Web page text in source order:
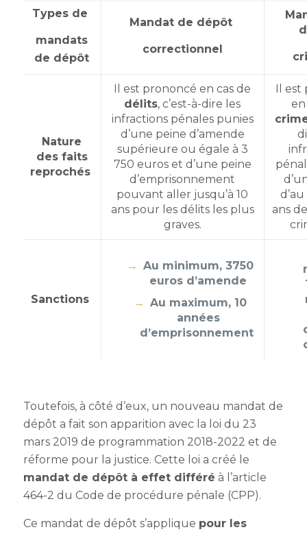
Types de
mandats
de dépôt
Mandat de dépôt
correctionnel
Nature
des faits
reprochés
Il est prononcé en cas de
délits, c’est-à-dire les
infractions pénales punies
d’une peine d’amende
supérieure ou égale à 3
750 euros et d’une peine
d’emprisonnement
pouvant aller jusqu’à 10
ans pour les délits les plus
graves.
Il est
en
ans
Sanctions
Au minimum, 3750
euros d’amende
Au maximum, 10
années
d’emprisonnement
Toutefois, à côté d’eux, un nouveau mandat de
dépôt a fait son apparition avec la loi du 23
mars 2019 de programmation 2018-2022 et de
réforme pour la justice. Cette loi a créé le
mandat de dépôt à effet différé à l’article
464-2 du Code de procédure pénale (CPP).
Ce mandat de dépôt s’applique pour les